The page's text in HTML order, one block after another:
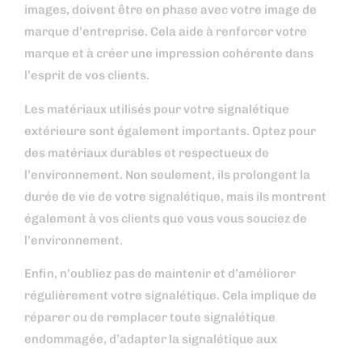
images, doivent être en phase avec votre image de
marque d’entreprise. Cela aide à renforcer votre
marque et à créer une impression cohérente dans
l’esprit de vos clients.
Les matériaux utilisés pour votre signalétique
extérieure sont également importants. Optez pour
des matériaux durables et respectueux de
l’environnement. Non seulement, ils prolongent la
durée de vie de votre signalétique, mais ils montrent
également à vos clients que vous vous souciez de
l’environnement.
Enfin, n’oubliez pas de maintenir et d’améliorer
régulièrement votre signalétique. Cela implique de
réparer ou de remplacer toute signalétique
endommagée, d’adapter la signalétique aux